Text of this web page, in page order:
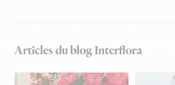
Articles du blog Interflora